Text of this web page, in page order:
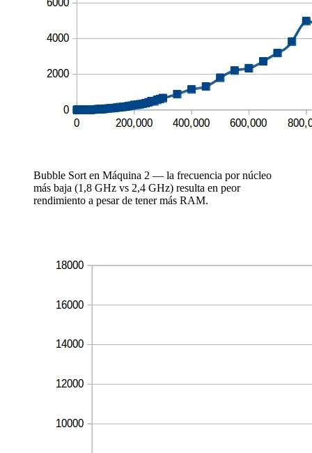
Bubble Sort en Máquina 2 — la frecuencia por núcleo
más baja (1,8 GHz vs 2,4 GHz) resulta en peor
rendimiento a pesar de tener más RAM.